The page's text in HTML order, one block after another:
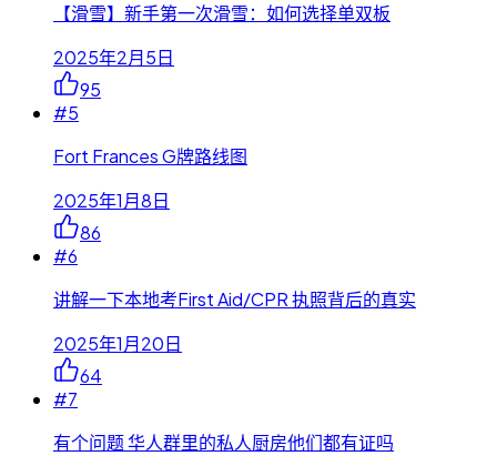
【滑雪】新手第一次滑雪：如何选择单双板
2025年2月5日
95
#5
Fort Frances G牌路线图
2025年1月8日
86
#6
讲解一下本地考First Aid/CPR 执照背后的真实
2025年1月20日
64
#7
有个问题 华人群里的私人厨房他们都有证吗